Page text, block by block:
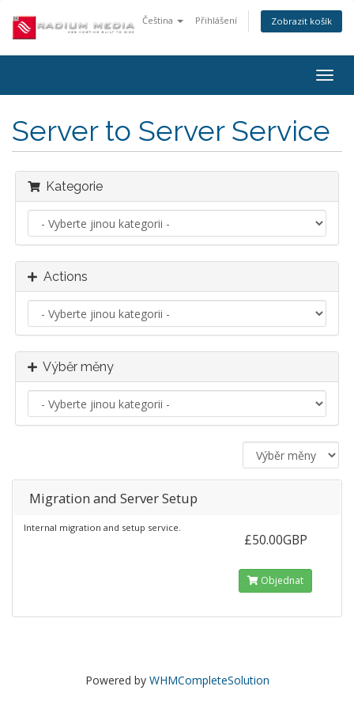
Čeština Přihlášení Zobrazit košík
Server to Server Service
Kategorie
Actions
Výběr měny
Migration and Server Setup
Internal migration and setup service.
£50.00GBP
Objednat
Powered by WHMCompleteSolution